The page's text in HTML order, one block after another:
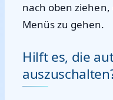
nach oben
Menüs zu gehen.
Hilft es, die